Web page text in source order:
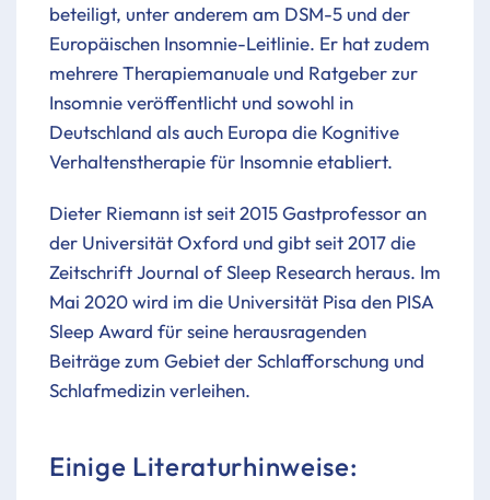
beteiligt, unter anderem am DSM-5 und der
Europäischen Insomnie-Leitlinie. Er hat zudem
mehrere Therapiemanuale und Ratgeber zur
Insomnie veröffentlicht und sowohl in
Deutschland als auch Europa die Kognitive
Verhaltenstherapie für Insomnie etabliert.
Dieter Riemann ist seit 2015 Gastprofessor an
der Universität Oxford und gibt seit 2017 die
Zeitschrift Journal of Sleep Research heraus. Im
Mai 2020 wird im die Universität Pisa den PISA
Sleep Award für seine herausragenden
Beiträge zum Gebiet der Schlafforschung und
Schlafmedizin verleihen.
Einige Literaturhinweise: